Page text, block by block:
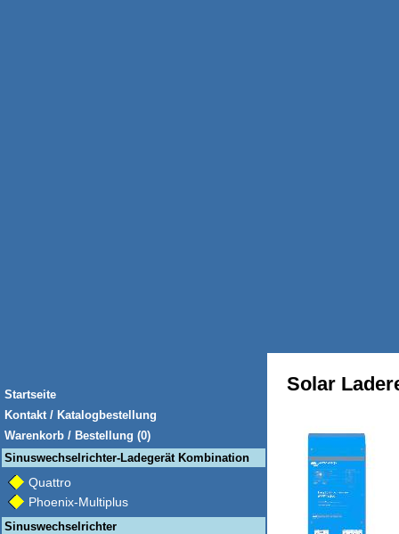
Startseite
Kontakt / Katalogbestellung
Warenkorb / Bestellung (0)
Sinuswechselrichter-Ladegerät Kombination
Quattro
Phoenix-Multiplus
Sinuswechselrichter
Solar